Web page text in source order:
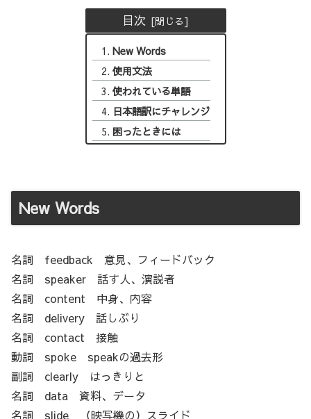
目次
New Words
使用文法
使われている単語
日本語訳にチャレンジ
困ったときには
New Words
名詞 feedback 意見、フィードバック
名詞 speaker 話す人、演説者
名詞 content 中身、内容
名詞 delivery 話しぶり
名詞 contact 接触
動詞 spoke speakの過去形
副詞 clearly はっきりと
名詞 data 資料、データ
名詞 slide （映写機の）スライド